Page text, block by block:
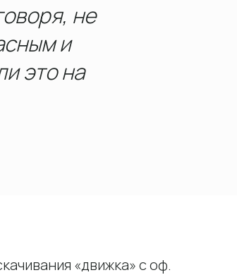
не
и
это на
«движка» с оф.